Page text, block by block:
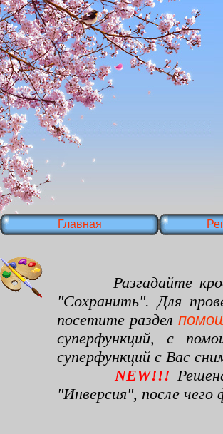
Главная
Разгадайте
"Сохранить". Для
посетите раздел
суперфункций, с
суперфункций с Вас
NEW!!!
"Инверсия", после